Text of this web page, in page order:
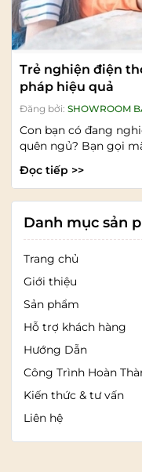
Trẻ nghiện điện
pháp hiệu quả
Đăng bởi: SHOWROOM
Con bạn có đang
quên ngủ? Bạn gọi
Đọc tiếp >>
Danh mục sản
Trang chủ
Giới thiệu
Sản phẩm
Hỗ trợ khách hàng
Hướng Dẫn
Công Trình Hoàn
Kiến thức & tư vấn
Liên hệ